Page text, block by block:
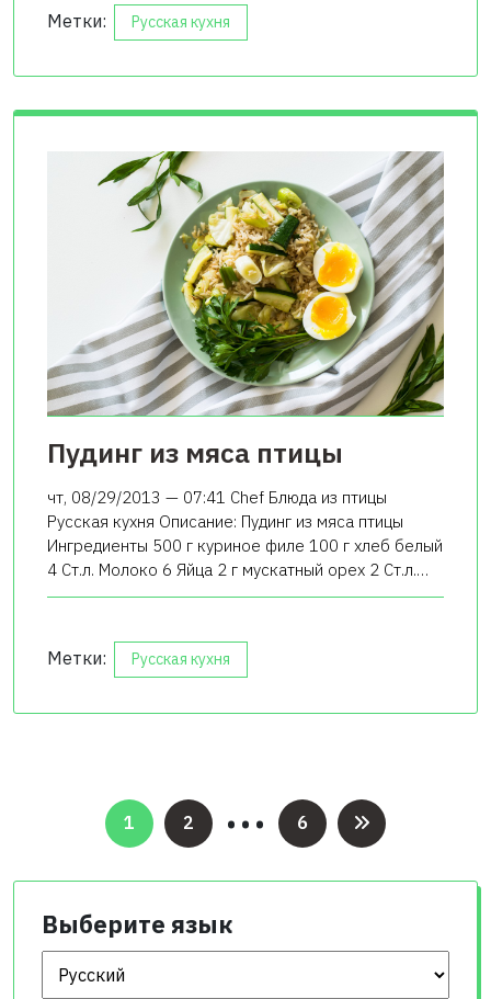
Метки: Русская кухня
Пудинг из мяса птицы
чт, 08/29/2013 — 07:41 Chef Блюда из птицы
Русская кухня Описание: Пудинг из мяса птицы
Ингредиенты 500 г куриное филе 100 г хлеб белый
4 Ст.л. Молоко 6 Яйца 2 г мускатный орех 2 Ст.л.…
Метки: Русская кухня
Пагинация
записей
1 2 … 6
Выберите язык
Выберите язык